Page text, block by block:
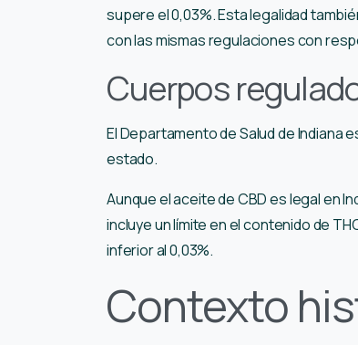
supere el 0,03%. Esta legalidad
con las mismas regulaciones con
Cuerpos
El Departamento de Salud de Indiana
estado.
Aunque el aceite de CBD es legal en
incluye un límite en el contenido de
inferior al 0,03%.
Contexto